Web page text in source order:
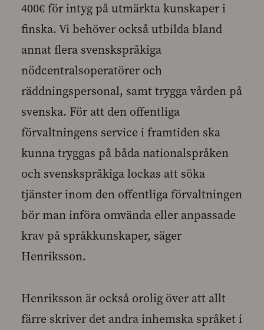
400€ för intyg på utmärkta kunskaper i
finska. Vi behöver också utbilda bland
annat flera svenskspråkiga
nödcentralsoperatörer och
räddningspersonal, samt trygga vården på
svenska. För att den offentliga
förvaltningens service i framtiden ska
kunna tryggas på båda nationalspråken
och svenskspråkiga lockas att söka
tjänster inom den offentliga förvaltningen
bör man införa omvända eller anpassade
krav på språkkunskaper, säger
Henriksson.
Henriksson är också orolig över att allt
färre skriver det andra inhemska språket i